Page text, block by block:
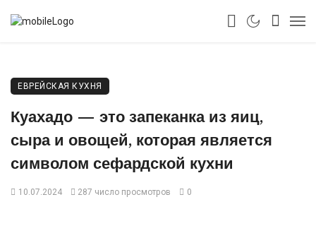
ЕВРЕЙСКАЯ КУХНЯ
Куахадо — это запеканка из яиц,
сыра и овощей, которая является
символом сефардской кухни
10.07.2024 287 число просмотров 0